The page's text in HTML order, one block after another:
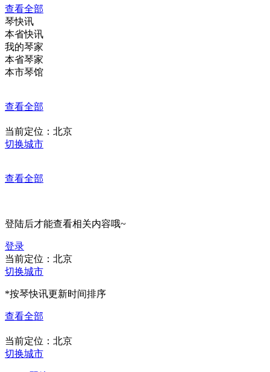
查看全部
琴快讯
本省快讯
我的琴家
本省琴家
本市琴馆
查看全部
当前定位： 北京
切换城市
查看全部
登陆后才能查看相关内容哦~
登录
当前定位： 北京
切换城市
*按琴快讯更新时间排序
查看全部
当前定位： 北京
切换城市